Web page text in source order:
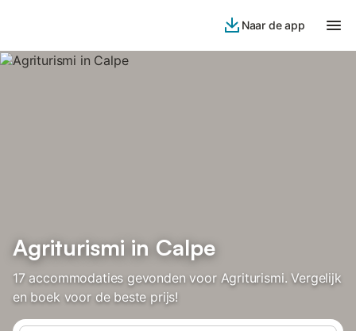
Naar de app
Agriturismi in Calpe
17 accommodaties gevonden voor Agriturismi. Vergelijk
en boek voor de beste prijs!